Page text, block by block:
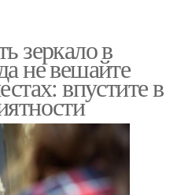
зеркало в
не вешайте
впустите в